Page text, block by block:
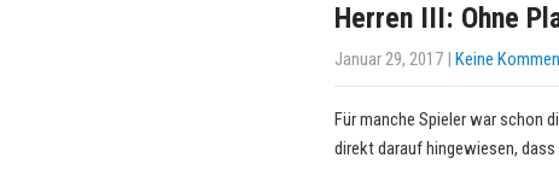
Herren III: Ohne
Januar 29, 2017 | Keine
Für manche Spieler war schon
direkt darauf hingewiesen,